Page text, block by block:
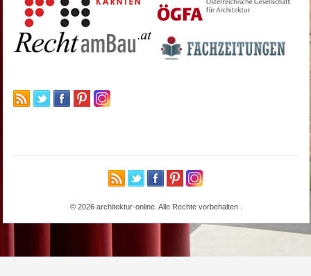
© 2026 architektur-online. Alle Rechte vorbehalten .